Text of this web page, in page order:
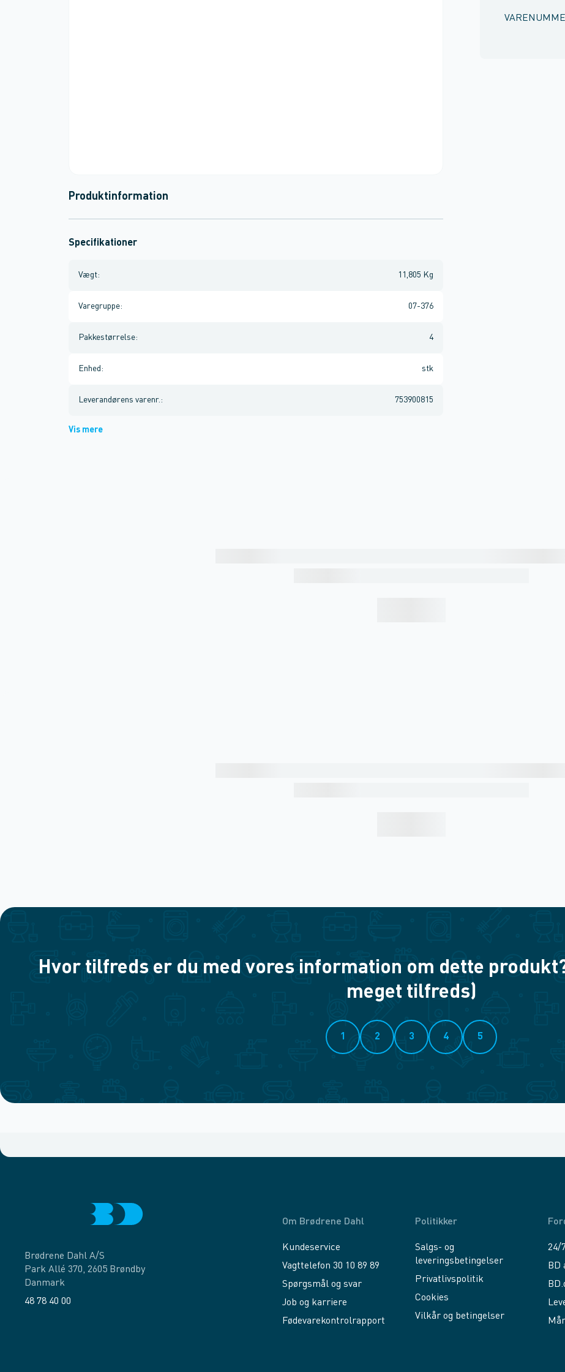
Produktinformation
Specifikationer
Vægt: 11,805 Kg
Varegruppe: 07-376
Pakkestørrelse: 4
Enhed : stk
Leverandørens varenr. : 753900815
Vis mere
Hvor tilfreds er du med vores information om dette
meget tilfreds)
1 2 3 4 5
Brødrene Dahl A/S
Park Allé 370, 2605 Brøndby
Danmark
48 78 40 00
Om Brødrene Dahl
Kundeservice
Vagttelefon 30 10 89 89
Spørgsmål og svar
Job og karriere
Fødevarekontrolrapport
Politikker
Salgs- og
leveringsbetingelser
Privatlivspolitik
Cookies
Vilkår og betingelser
24/
BD